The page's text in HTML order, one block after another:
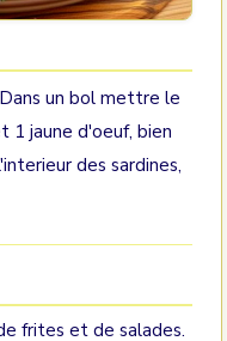
un bol mettre le
1 jaune d'oeuf, bien
des sardines,
frites et de salades.